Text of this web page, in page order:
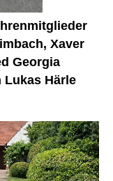
Xaver
Georgia
Lukas Härle